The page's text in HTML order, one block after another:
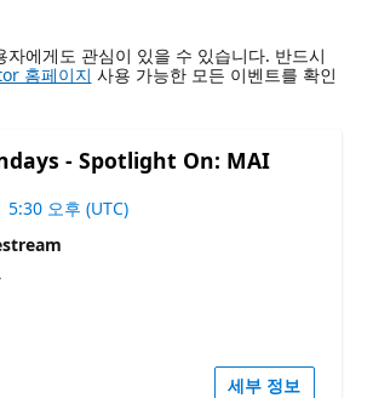
자에게도 관심이 있을 수 있습니다. 반드시
홈페이지 사용 가능한 모든 이벤트를 확인
- Spotlight On: MAI
오후 (UTC)
세부 정보